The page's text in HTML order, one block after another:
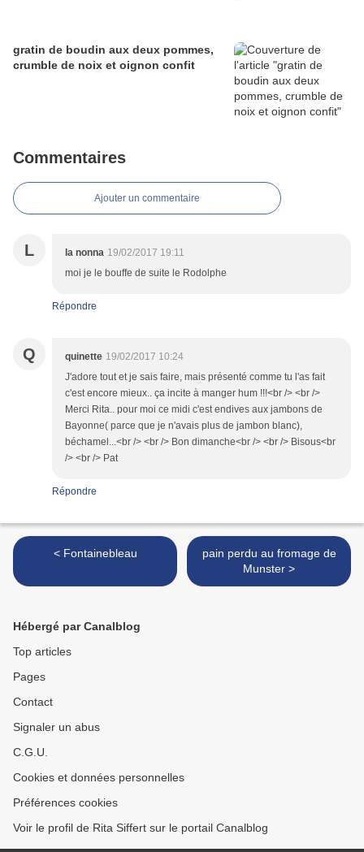
gratin de boudin aux deux pommes,
crumble de noix et oignon confit
Commentaires
Ajouter un commentaire
L la nonna 19/02/2017 19:11
moi je le bouffe de suite le Rodolphe
Répondre
Q quinette 19/02/2017 10:24
J'adore tout et je sais faire, mais présenté comme tu l'as fait
c'est encore mieux.. ça incite à manger hum !!!<br /> <br />
Merci Rita.. pour moi ce midi c'est endives aux jambons de
Bayonne( parce que je n'avais plus de jambon blanc),
béchamel...<br /> <br /> Bon dimanche<br /> <br /> Bisous<br
/> <br /> Pat
Répondre
< Fontainebleau
pain perdu au fromage de
Munster >
Hébergé par Canalblog
Top articles
Pages
Contact
Signaler un abus
C.G.U.
Cookies et données personnelles
Préférences cookies
Voir le profil de Rita Siffert sur le portail Canalblog